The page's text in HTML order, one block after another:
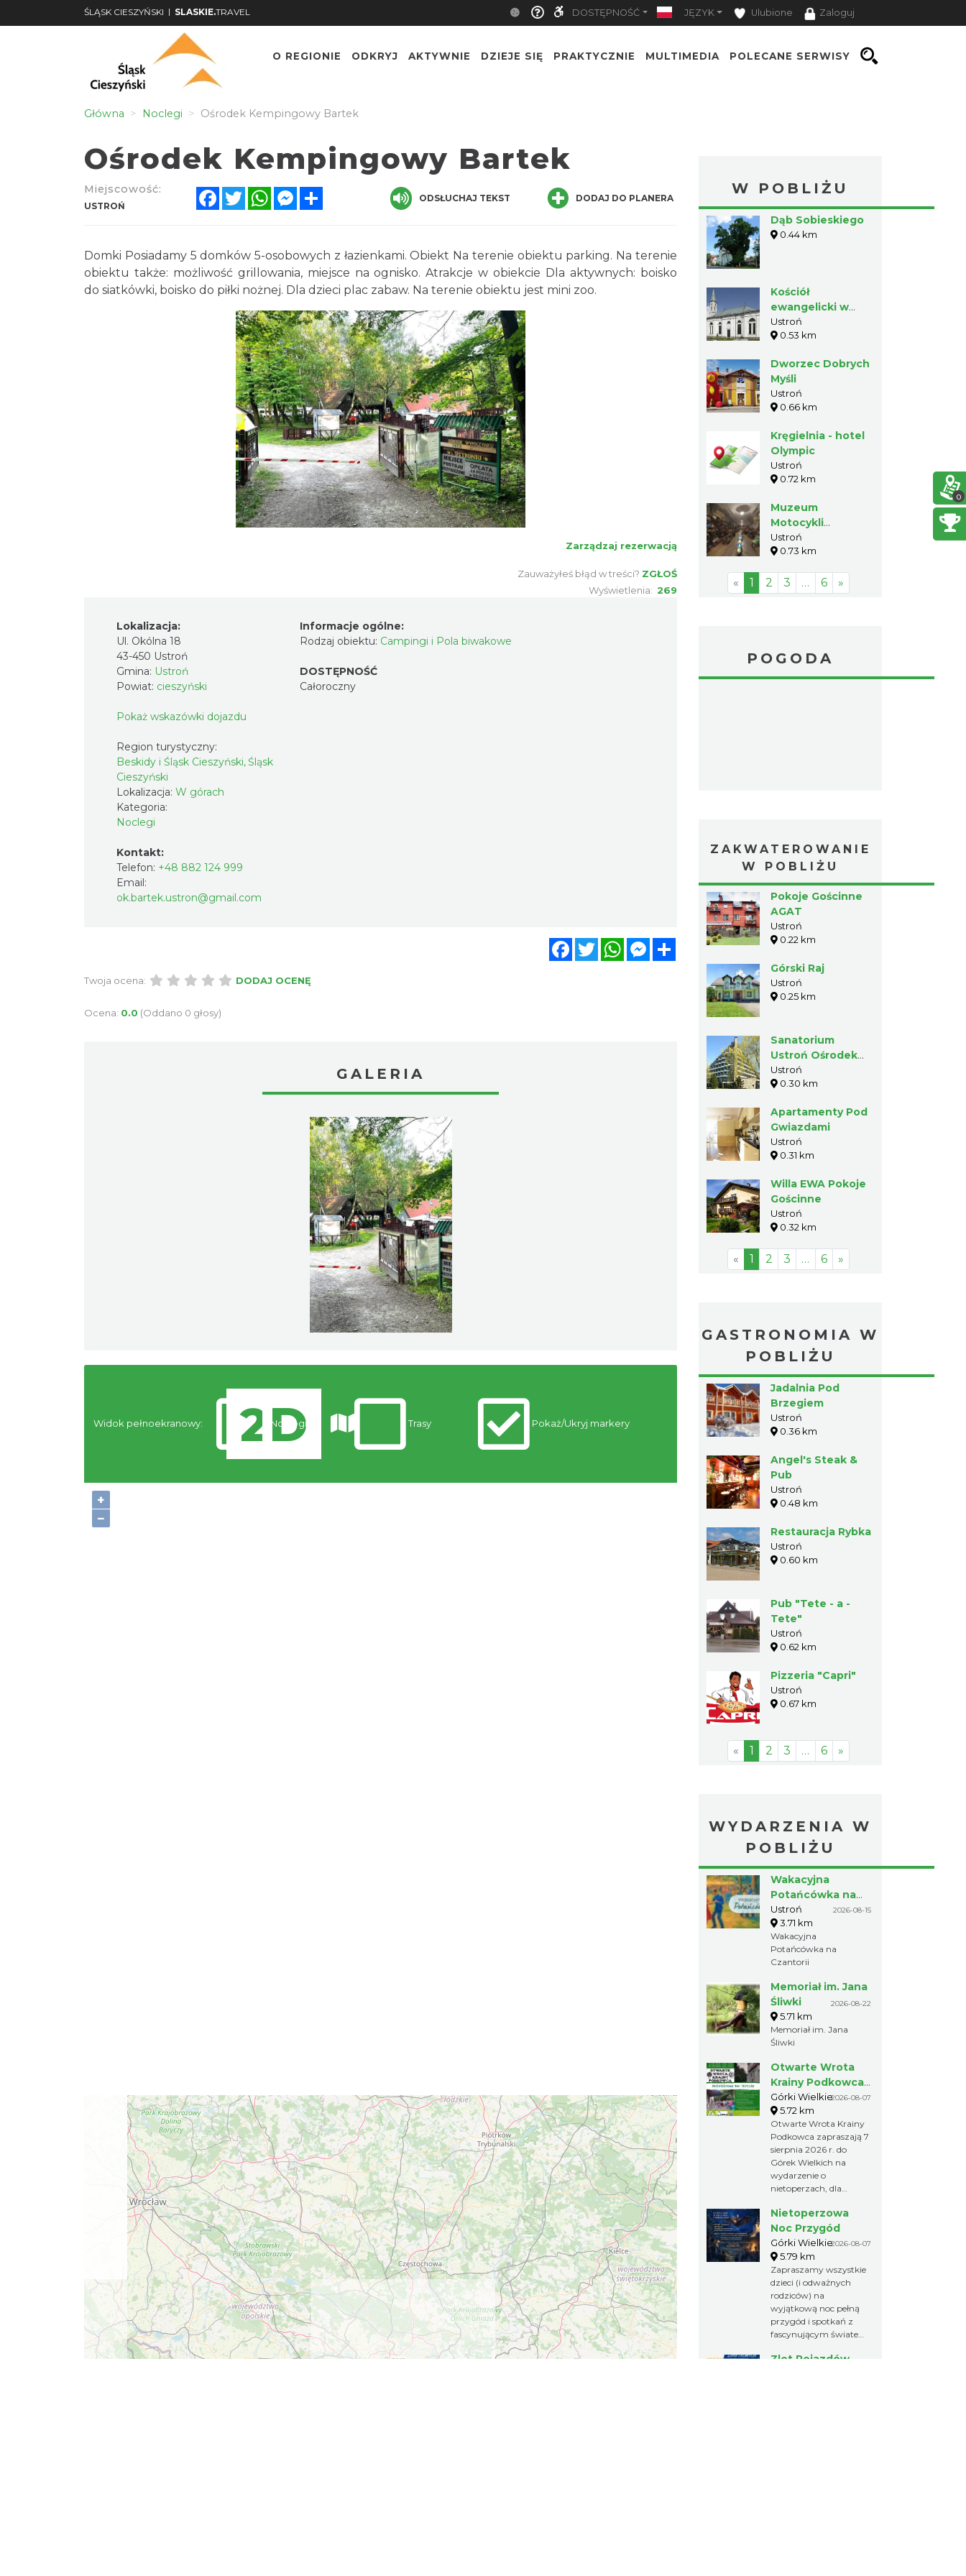
ŚLĄSK CIESZYŃSKI | SLASKIE.TRAVEL DOSTĘPNOŚĆ JĘZYK Ulubione Zaloguj
O REGIONIE ODKRYJ AKTYWNIE DZIEJE SIĘ PRAKTYCZNIE MULTIMEDIA POLECANE SERWISY
Główna Noclegi Ośrodek Kempingowy Bartek
Ośrodek Kempingowy Bartek
Miejscowość:
USTROŃ
FacebookTwitterWhatsAppMessenger ODSŁUCHAJ TEKST DODAJ DO PLANERA
Domki Posiadamy 5 domków 5-osobowych z łazienkami. Obiekt Na terenie obiektu parking. Na terenie
obiektu także: możliwość grillowania, miejsce na ognisko. Atrakcje w obiekcie Dla aktywnych: boisko
do siatkówki, boisko do piłki nożnej. Dla dzieci plac zabaw. Na terenie obiektu jest mini zoo.
Zarządzaj rezerwacją
Zauważyłeś błąd w treści? ZGŁOŚ
Wyświetlenia: 269
Lokalizacja:
Ul. Okólna 18
43-450 Ustroń
Gmina: Ustroń
Powiat: cieszyński
Pokaż wskazówki dojazdu
Region turystyczny:
Beskidy i Śląsk Cieszyński, Śląsk
Cieszyński
Lokalizacja: W górach
Kategoria:
Noclegi
Kontakt:
Telefon: +48 882 124 999
Email:
ok.bartek.ustron@gmail.com
Informacje ogólne:
Rodzaj obiektu: Campingi i Pola biwakowe
DOSTĘPNOŚĆ
Całoroczny
FacebookTwitterWhatsAppMessenger
Share
Twoja ocena: DODAJ OCENĘ
Ocena: 0.0 (Oddano 0 głosy)
GALERIA
+
−
Widok pełnoekranowy: Noclegi Trasy Pokaż/Ukryj markery
W POBLIŻU
Dąb Sobieskiego
0.44 km
Kościół
ewangelicki w
Ustroniu
Ustroń
0.53 km
Dworzec Dobrych
Myśli
Ustroń
0.66 km
Kręgielnia - hotel
Olympic
Ustroń
0.72 km
Muzeum
Motocykli
„Rdzawe
Diamenty” w
Ustroń
0.73 km
« 1 2 3 … 6 »
POGODA
ZAKWATEROWANIE
W POBLIŻU
Pokoje Gościnne
AGAT
Ustroń
0.22 km
Górski Raj
Ustroń
0.25 km
Sanatorium
Ustroń Ośrodek
"Tulipan"
Ustroń
0.30 km
Apartamenty Pod
Gwiazdami
Ustroń
0.31 km
Willa EWA Pokoje
Gościnne
Ustroń
0.32 km
« 1 2 3 … 6 »
GASTRONOMIA W
POBLIŻU
Jadalnia Pod
Brzegiem
Ustroń
0.36 km
Angel's Steak &
Pub
Ustroń
0.48 km
Restauracja Rybka
Ustroń
0.60 km
Pub "Tete - a -
Tete"
Ustroń
0.62 km
Pizzeria "Capri"
Ustroń
0.67 km
« 1 2 3 … 6 »
WYDARZENIA W
POBLIŻU
Wakacyjna
Potańcówka na
Czantorii
Ustroń 2026-08-15
3.71 km
Wakacyjna
Potańcówka na
Czantorii
Memoriał im. Jana
Śliwki
2026-08-22
5.71 km
Memoriał im. Jana
Śliwki
Otwarte Wrota
Krainy Podkowca
– odkryj
fascynujący świat
nietoperzy
Górki Wielkie2026-08-07
5.72 km
Otwarte Wrota Krainy
Podkowca zapraszają 7
sierpnia 2026 r. do
Górek Wielkich na
wydarzenie o
nietoperzach, dla
którzy chcą dowiedzieć
się więcej o tych
wyjątkowych ssakach.
Nietoperzowa
Noc Przygód
Górki Wielkie2026-08-07
5.79 km
Zapraszamy wszystkie
dzieci (i odważnych
rodziców) na
wyjątkową noc pełną
przygód i spotkań z
fascynującym światem
Zlot Pojazdów
0